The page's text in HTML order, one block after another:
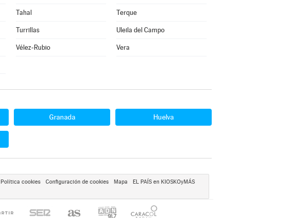
Tahal Terque
Turrillas Uleila del Campo
Vélez-Rubio Vera
Granada Huelva
Política cookies Configuración de cookies Mapa
EL PAÍS en KIOSKOyMÁS